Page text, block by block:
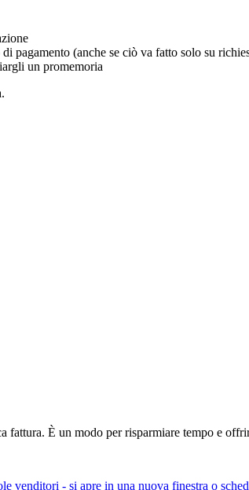
pagamento (anche se ciò va fatto solo su
un promemoria
fattura. È un modo per risparmiare tempo e
venditori - si apre in una nuova finestra o